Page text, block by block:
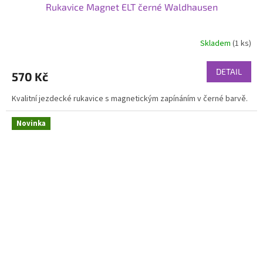
Rukavice Magnet ELT černé Waldhausen
Skladem (1 ks)
570 Kč DETAIL
Kvalitní jezdecké rukavice s magnetickým zapínáním v černé barvě.
Novinka